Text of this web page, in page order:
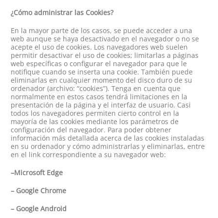
¿Cómo administrar las Cookies?
En la mayor parte de los casos, se puede acceder a una
web aunque se haya desactivado en el navegador o no se
acepte el uso de cookies. Los navegadores web suelen
permitir desactivar el uso de cookies; limitarlas a páginas
web específicas o configurar el navegador para que le
notifique cuando se inserta una cookie. También puede
eliminarlas en cualquier momento del disco duro de su
ordenador (archivo: “cookies”). Tenga en cuenta que
normalmente en estos casos tendrá limitaciones en la
presentación de la página y el interfaz de usuario. Casi
todos los navegadores permiten cierto control en la
mayoría de las cookies mediante los parámetros de
configuración del navegador. Para poder obtener
información más detallada acerca de las cookies instaladas
en su ordenador y cómo administrarlas y eliminarlas, entre
en el link correspondiente a su navegador web:
–Microsoft Edge
– Google Chrome
– Google Android